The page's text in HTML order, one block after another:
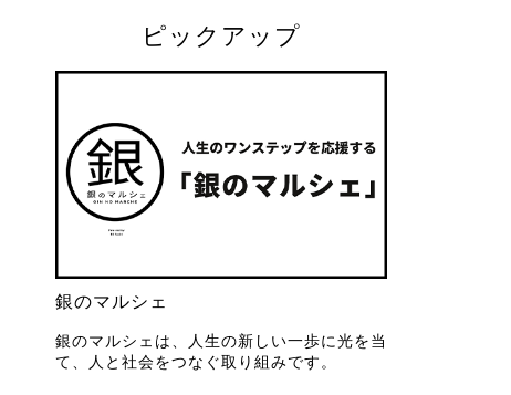
ピックアップ
銀のマルシェ
銀のマルシェは、人生の新しい一歩に光を当
て、人と社会をつなぐ取り組みです。